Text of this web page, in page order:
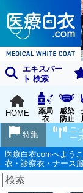
エキスパー
ト 検索
HOME
薬局
衣
感染
防止
用品ニ
ー
特集
医療白衣comへよう
衣・診察衣・ナース